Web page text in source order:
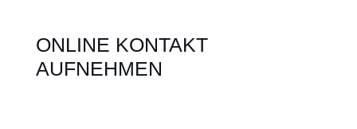
ONLINE KONTAKT
AUFNEHMEN